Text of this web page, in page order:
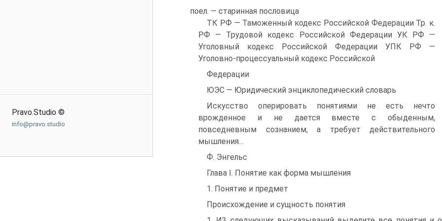
Pravo.Studio ©
info@pravo.studio
поел. — старинная пословица
ТК РФ — Таможенный кодекс Российской Федерации Тр. к.
РФ — Трудовой кодекс Российской Федерации УК РФ —
Уголовный кодекс Российской Федерации УПК РФ —
Уголовно-процессуальный кодекс Российской
Федерации
ЮЭС — Юридический энциклопедический словарь
Искусство оперировать понятиями не есть не­что
врожденное и не дается вместе с обыден­ным,
повседневным сознанием, а требует дей­ствительного
мышления...
Ф. Энгельс
Глава I. Понятие как форма мышления
1. Понятие и предмет
Происхождение и сущность понятия